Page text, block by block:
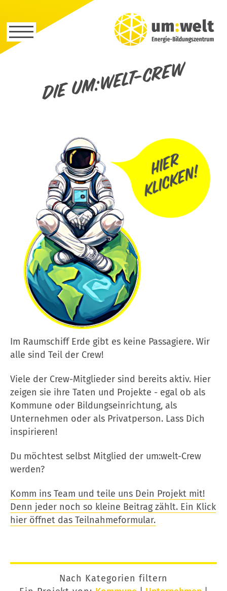
Die um:welt-Crew
Im Raumschiff Erde gibt es keine Passagiere. Wir
alle sind Teil der Crew!
Viele der Crew-Mitglieder sind bereits aktiv. Hier
zeigen sie ihre Taten und Projekte - egal ob als
Kommune oder Bildungseinrichtung, als
Unternehmen oder als Privatperson. Lass Dich
inspirieren!
Du möchtest selbst Mitglied der um:welt-Crew
werden?
Komm ins Team und teile uns Dein Projekt mit!
Denn jeder noch so kleine Beitrag zählt. Ein Klick
hier öffnet das Teilnahmeformular.
Nach Kategorien filtern